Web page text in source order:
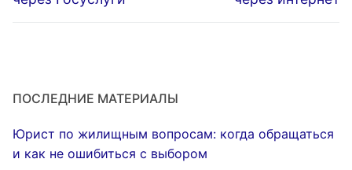
ПОСЛЕДНИЕ МАТЕРИАЛЫ
Юрист по жилищным вопросам: когда обращаться
и как не ошибиться с выбором